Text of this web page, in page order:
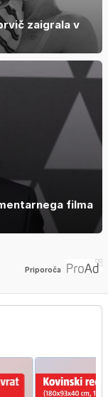
zaigrala v
filma
Priporoča